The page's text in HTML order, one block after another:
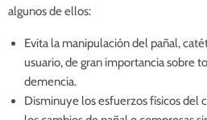
algunos de ellos:
Evita la manipulación del pañal,
usuario, de gran importancia sobre
demencia.
Disminuye los esfuerzos físicos del